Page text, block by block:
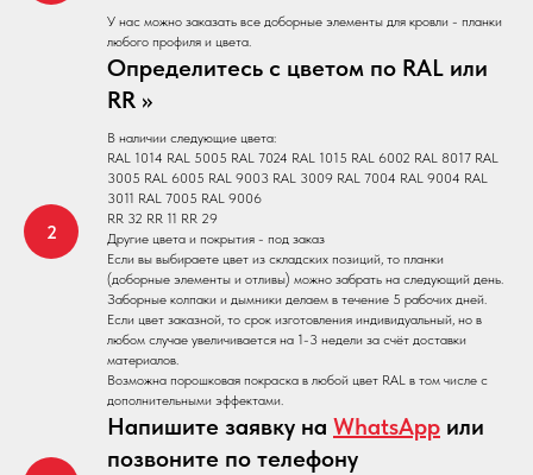
У нас можно заказать все доборные элементы для кровли - планки
любого профиля и цвета.
Определитесь с цветом по RAL или
RR >>
В наличии следующие цвета:
RAL 1014 RAL 5005 RAL 7024 RAL 1015 RAL 6002 RAL 8017 RAL
3005 RAL 6005 RAL 9003 RAL 3009 RAL 7004 RAL 9004 RAL
3011 RAL 7005 RAL 9006
RR 32 RR 11 RR 29
Другие цвета и покрытия - под заказ
Если вы выбираете цвет из складских позиций, то планки
(доборные элементы и отливы) можно забрать на следующий день.
Заборные колпаки и дымники делаем в течение 5 рабочих дней.
Если цвет заказной, то срок изготовления индивидуальный, но в
любом случае увеличивается на 1-3 недели за счёт доставки
материалов.
Возможна порошковая покраска в любой цвет RAL в том числе с
дополнительными эффектами.
Напишите заявку на WhatsApp или
позвоните по телефону